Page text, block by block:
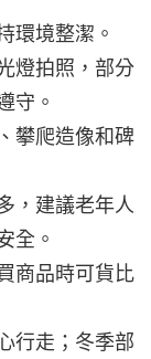
環境整潔。
燈拍照，部分
守。
攀爬造像和碑
，建議老年人
全。
商品時可貨比
行走；冬季部